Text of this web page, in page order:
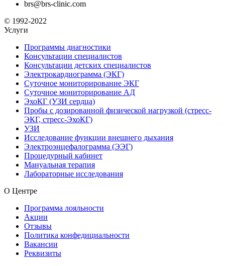
brs@brs-clinic.com
© 1992-2022
Услуги
Программы диагностики
Консультации специалистов
Консультации детских специалистов
Электрокардиограмма (ЭКГ)
Суточное мониторирование ЭКГ
Суточное мониторирование АД
ЭхоКГ (УЗИ сердца)
Пробы с дозированной физической нагрузкой (стресс-
ЭКГ, стресс-ЭхоКГ)
УЗИ
Исследование функции внешнего дыхания
Электроэнцефалограмма (ЭЭГ)
Процедурный кабинет
Мануальная терапия
Лабораторные исследования
О Центре
Программа лояльности
Акции
Отзывы
Политика конфедициальности
Вакансии
Реквизиты